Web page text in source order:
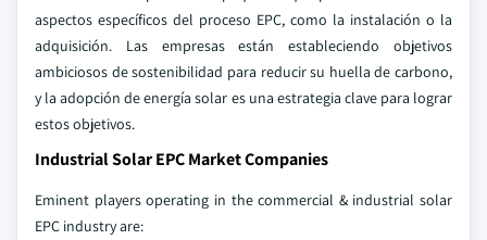
aspectos específicos del proceso EPC, como la instalación o la
adquisición. Las empresas están estableciendo objetivos
ambiciosos de sostenibilidad para reducir su huella de carbono,
y la adopción de energía solar es una estrategia clave para lograr
estos objetivos.
Industrial Solar EPC Market Companies
Eminent players operating in the commercial & industrial solar
EPC industry are: